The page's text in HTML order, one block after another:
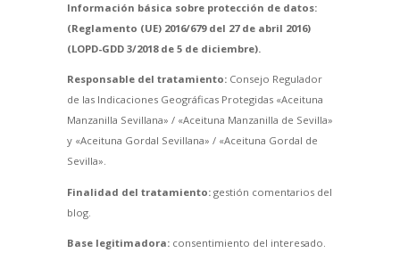
Información básica sobre protección de datos:
(Reglamento (UE) 2016/679 del 27 de abril 2016)
(LOPD-GDD 3/2018 de 5 de diciembre).
Responsable del tratamiento:Consejo Regulador
de las Indicaciones Geográficas Protegidas «Aceituna
Manzanilla Sevillana» / «Aceituna Manzanilla de Sevilla»
y «Aceituna Gordal Sevillana» / «Aceituna Gordal de
Sevilla».
Finalidad del tratamiento:gestión comentarios del
blog.
Base legitimadora:consentimiento del interesado.